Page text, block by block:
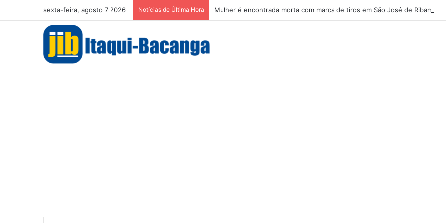
sexta-feira, agosto 7 2026 Notícias de Última Hora Mulher é encontrada morta com marca de tiros em São José de Ribamar